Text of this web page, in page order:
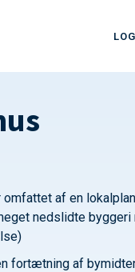
af en
nedslidte
fortætning af